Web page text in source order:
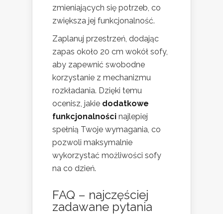
zmieniających się potrzeb, co
zwiększa jej funkcjonalność.
Zaplanuj przestrzeń, dodając
zapas około 20 cm wokół sofy,
aby zapewnić swobodne
korzystanie z mechanizmu
rozkładania. Dzięki temu
ocenisz, jakie dodatkowe
funkcjonalności najlepiej
spełnią Twoje wymagania, co
pozwoli maksymalnie
wykorzystać możliwości sofy
na co dzień.
FAQ – najczęściej
zadawane pytania